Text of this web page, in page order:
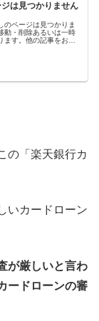
は見つかりません
のページは見つかりま
動・削除あるいは一時
ます。他の記事をお探
の「楽天銀行カ
いカードローン
が厳しいと言わ
ードローンの審